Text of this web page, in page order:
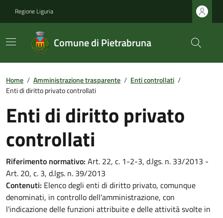
Regione Liguria
Comune di Pietrabruna
Home / Amministrazione trasparente / Enti controllati /
Enti di diritto privato controllati
Enti di diritto privato
controllati
Riferimento normativo: Art. 22, c. 1-2-3, d.lgs. n. 33/2013 -
Art. 20, c. 3, d.lgs. n. 39/2013
Contenuti: Elenco degli enti di diritto privato, comunque
denominati, in controllo dell'amministrazione, con
l'indicazione delle funzioni attribuite e delle attività svolte in